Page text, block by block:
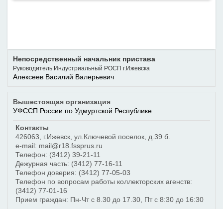
Непосредственный начальник пристава
Руководитель Индустриальный РОСП г.Ижевска
Алексеев Василий Валерьевич
Вышестоящая организация
УФССП России по Удмуртской Республике
Контакты
426063
г.Ижевск ул.Ключевой поселок, д.39 б.
e-mail: mail@r18.fssprus.ru
Телефон: (3412) 39-21-11
Дежурная часть: (3412) 77-16-11
Телефон доверия: (3412) 77-05-03
Телефон по вопросам работы коллекторских агенств:
(3412) 77-01-16
Прием граждан: Пн-Чт с 8.30 до 17.30, Пт с 8:30 до 16:30